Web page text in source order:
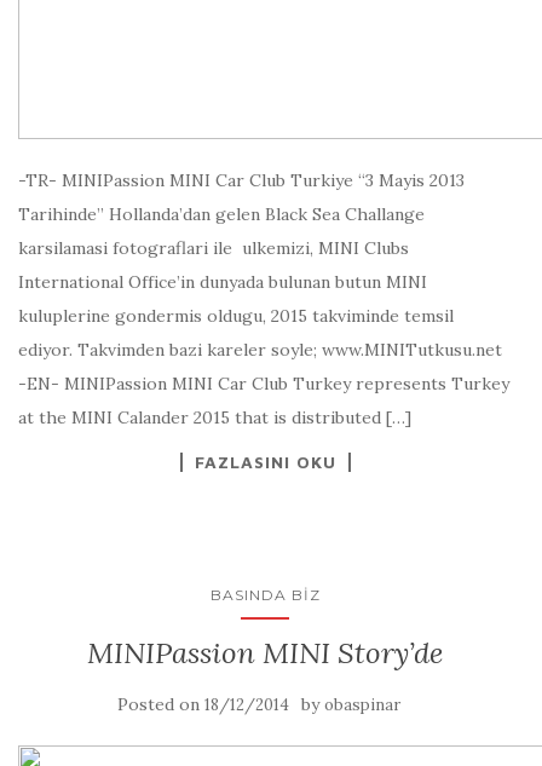
-TR- MINIPassion MINI Car Club Turkiye “3 Mayis 2013
Tarihinde” Hollanda’dan gelen Black Sea Challange
karsilamasi fotograflari ile ulkemizi, MINI Clubs
International Office’in dunyada bulunan butun MINI
kuluplerine gondermis oldugu, 2015 takviminde temsil
ediyor. Takvimden bazi kareler soyle; www.MINITutkusu.net
-EN- MINIPassion MINI Car Club Turkey represents Turkey
at the MINI Calander 2015 that is distributed […]
FAZLASINI OKU
BASINDA BIZ
MINIPassion MINI Story’de
Posted on 18/12/2014 byobaspinar